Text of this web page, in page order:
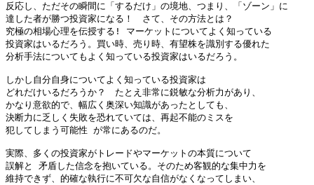
反応し、ただその瞬間に「するだけ」の境地、つまり、「ゾーン」に
達した者が勝つ投資家になる！　さて、その方法とは？
究極の相場心理を伝授する! マーケットについてよく知っている
投資家はいるだろう。買い時、売り時、有望株を識別する優れた
分析手法についてもよく知っている投資家はいるだろう。
しかし自分自身についてよく知っている投資家は
どれだけいるだろうか？　たとえ非常に鋭敏な分析力があり、
かなり意欲的で、幅広く奥深い知識があったとしても、
決断力に乏しく失敗を恐れていては、再起不能のミスを
犯してしまう可能性 が常にあるのだ。
実際、多くの投資家がトレードやマーケットの本質について
誤解と 矛盾した信念を抱いている。そのため客観的な集中力を
維持できず、的確な執行に不可欠な自信がなくなってしまい、